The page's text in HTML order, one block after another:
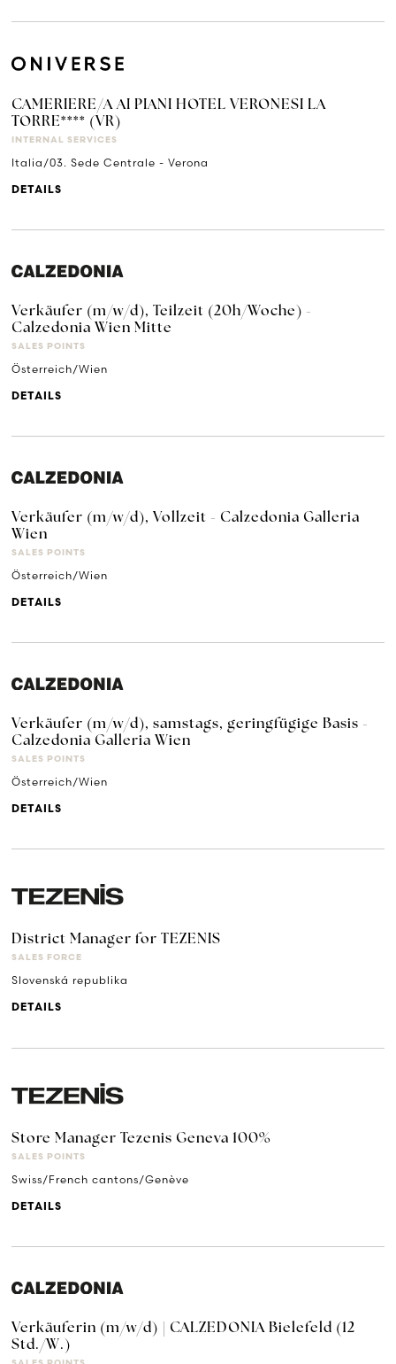
CAMERIERE/A AI PIANI HOTEL VERONESI LA
TORRE**** (VR)
INTERNAL SERVICES
Italia/03. Sede Centrale - Verona
DETAILS
Verkäufer (m/w/d), Teilzeit (20h/Woche) -
Calzedonia Wien Mitte
SALES POINTS
Österreich/Wien
DETAILS
Verkäufer (m/w/d), Vollzeit - Calzedonia Galleria
Wien
SALES POINTS
Österreich/Wien
DETAILS
Verkäufer (m/w/d), samstags, geringfügige Basis -
Calzedonia Galleria Wien
SALES POINTS
Österreich/Wien
DETAILS
District Manager for TEZENIS
SALES FORCE
Slovenská republika
DETAILS
Store Manager Tezenis Geneva 100%
SALES POINTS
Swiss/French cantons/Genève
DETAILS
Verkäuferin (m/w/d) | CALZEDONIA Bielefeld (12
Std./W.)